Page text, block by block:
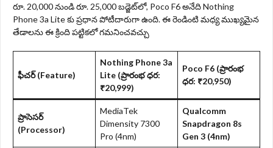
రూ. 20,000 నుండి రూ. 25,000 బడ్జెట్‌లో, Poco F6 అనేది Nothing
Phone 3a Lite కు ప్రధాన పోటీదారుగా ఉంది. ఈ రెండింటి మధ్య ముఖ్యమైన
తేడాలను ఈ క్రింది పట్టికలో గమనించవచ్చు
ఫీచర్ (Feature)
Nothing Phone 3a
Lite (ప్రారంభ ధర:
₹20,999)
Poco F6 (ప్రారంభ
ధర: ₹20,950)
ప్రాసెసర్
(Processor)
MediaTek
Dimensity 7300
Pro (4nm)
Qualcomm
Snapdragon 8s
Gen 3 (4nm)